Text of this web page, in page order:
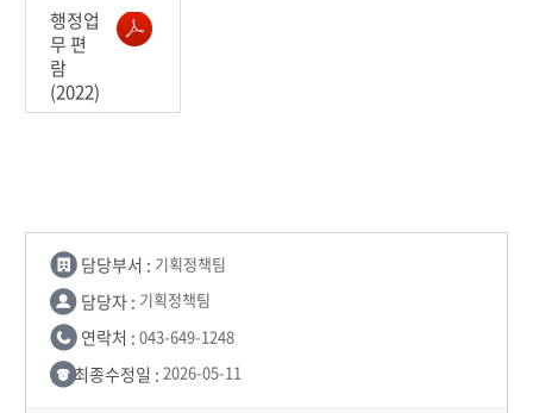
행정업
무 편
람
(2022)
담당부서 : 기획정책팀
담당자 : 기획정책팀
연락처 : 043-649-1248
최종수정일 : 2026-05-11